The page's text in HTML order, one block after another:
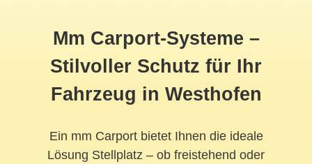
Mm Carport-Systeme –
Stilvoller Schutz für Ihr
Fahrzeug in Westhofen
Ein mm Carport bietet Ihnen die ideale
Lösung Stellplatz – ob freistehend oder